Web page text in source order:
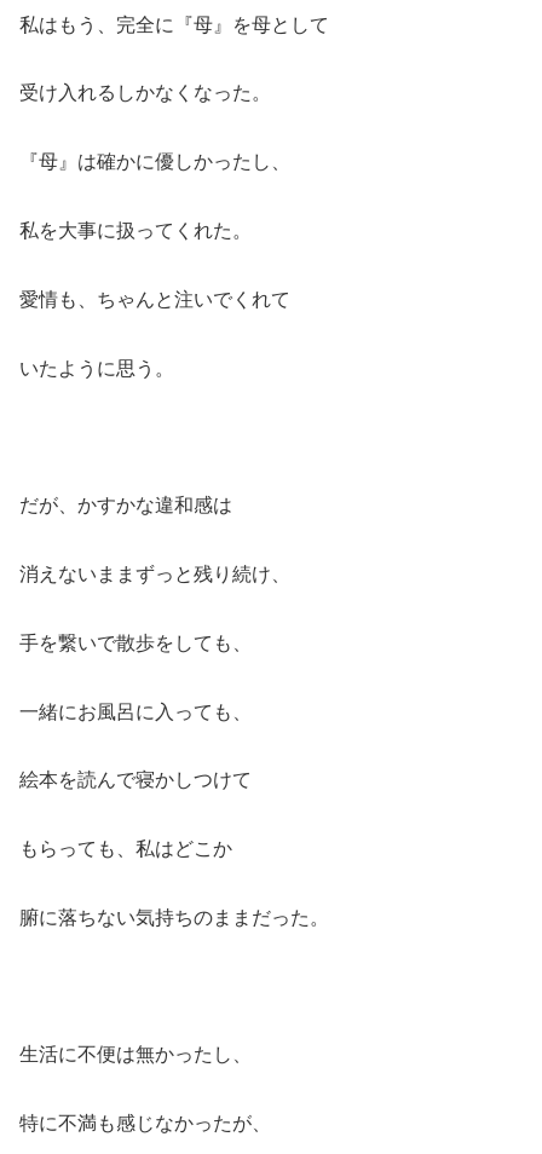
私はもう、完全に『母』を母として
受け入れるしかなくなった。
『母』は確かに優しかったし、
私を大事に扱ってくれた。
愛情も、ちゃんと注いでくれて
いたように思う。
だが、かすかな違和感は
消えないままずっと残り続け、
手を繋いで散歩をしても、
一緒にお風呂に入っても、
絵本を読んで寝かしつけて
もらっても、私はどこか
腑に落ちない気持ちのままだった。
生活に不便は無かったし、
特に不満も感じなかったが、